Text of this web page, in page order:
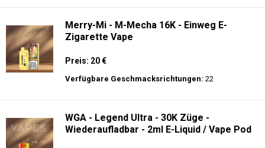
Merry-Mi - M-Mecha 16K - Einweg E-
Zigarette Vape
Preis: 20 €
Verfügbare Geschmacksrichtungen: 22
WGA - Legend Ultra - 30K Züge -
Wiederaufladbar - 2ml E-Liquid / Vape Pod